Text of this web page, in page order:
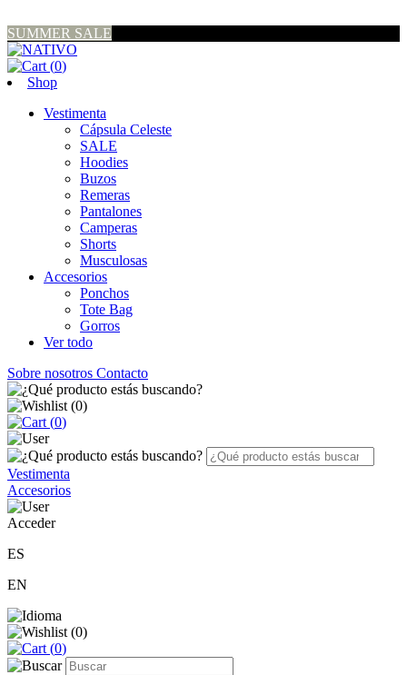
SUMMER SALE
(0)
Shop
Vestimenta
Cápsula Celeste
SALE
Hoodies
Buzos
Remeras
Pantalones
Camperas
Shorts
Musculosas
Accesorios
Ponchos
Tote Bag
Gorros
Ver todo
Sobre nosotros Contacto
(0)
(0)
Vestimenta
Accesorios
Acceder
ES
EN
(0)
(0)